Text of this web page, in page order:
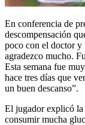
En conferencia de
descompensación
poco con el doctor y
agradezco mucho.
Esta semana fue
hace tres días que
un buen descanso”.
El jugador explicó la
consumir mucha